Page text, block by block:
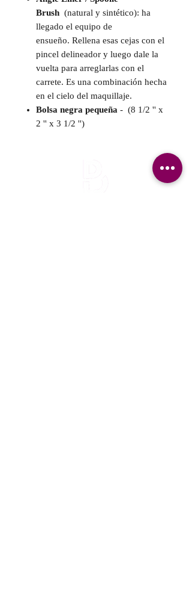
Brush (natural y sintético): ha
llegado el equipo de
ensueño. Rellena esas cejas con el
pincel delineador y luego dale la
vuelta para arreglarlas con el
carrete. Es una combinación hecha
en el cielo del maquillaje.
Bolsa negra pequeña - (8 1/2 '' x
2 '' x 3 1/2 '')